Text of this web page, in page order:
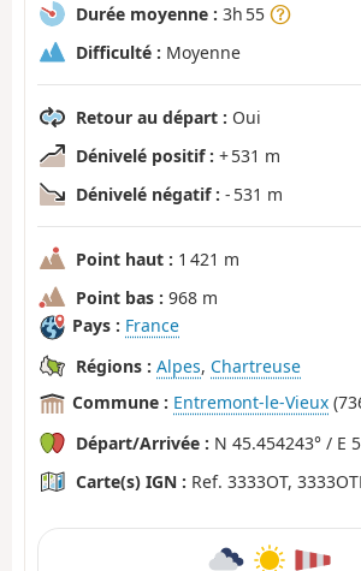
Durée moyenne : 3h 55
Difficulté : Moyenne
Retour au départ : Oui
Dénivelé positif : + 531 m
Dénivelé négatif : - 531 m
Point haut : 1 421 m
Point bas : 968 m
Pays : France
Régions : Alpes, Chartreuse
Commune : Entremont-le-Vieux
Départ/Arrivée : N 45.454243° / E
Carte(s) IGN : Ref. 3333OT,